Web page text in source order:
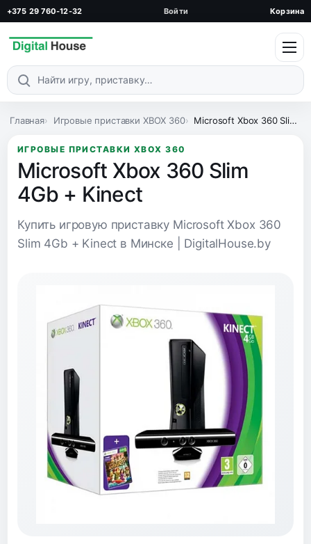
+375 29 760-12-32 Войти Корзина
Поиск по каталогу
Главная Игровые приставки XBOX 360 Microsoft Xbox 360 Slim 4Gb + Kinect
ИГРОВЫЕ ПРИСТАВКИ XBOX 360
Microsoft Xbox 360 Slim
4Gb + Kinect
Купить игровую приставку Microsoft Xbox 360
Slim 4Gb + Kinect в Минске | DigitalHouse.by